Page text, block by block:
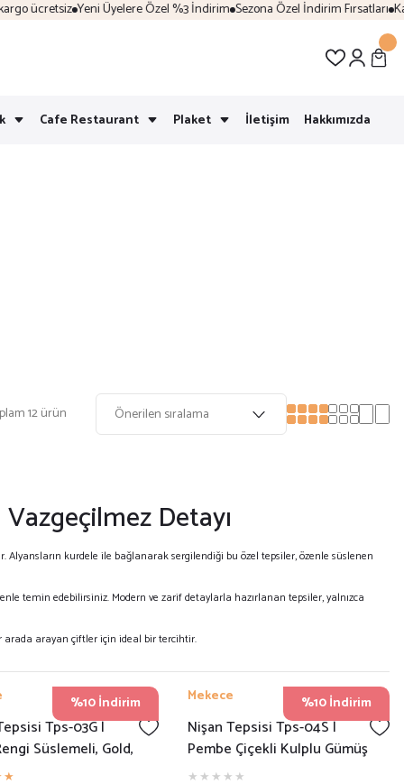
Yeni Üyelere Özel %3 İndirim Sezona Özel İndirim Fırsatları Kargo
Cafe Restaurant Plaket İletişim Hakkımızda
12 ürün
Detayı
kurdele ile bağlanarak sergilendiği bu özel tepsiler, özenle süslenen
temin edebilirsiniz. Modern ve zarif detaylarla hazırlanan tepsiler, yalnızca
arada arayan çiftler için ideal bir tercihtir.
%10 İndirim
Tps-03G |
Süslemeli, Gold,
Tepsisi
%10 İndirim
Mekece
Nişan Tepsisi Tps-04S |
Pembe Çiçekli Kulplu Gümüş
Metal Söz Tepsisi